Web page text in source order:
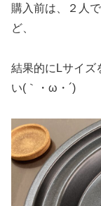
購入前は、２人
ど、
結果的にLサイズ
い(｀・ω・´)